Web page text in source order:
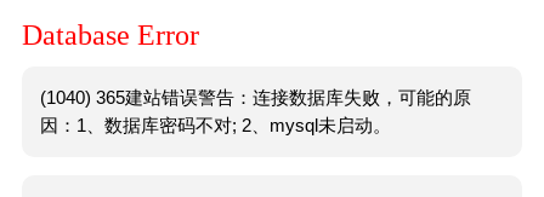
Database Error
(1040) 365建站错误警告：连接数据库失败，可能的原
因：1、数据库密码不对; 2、mysql未启动。